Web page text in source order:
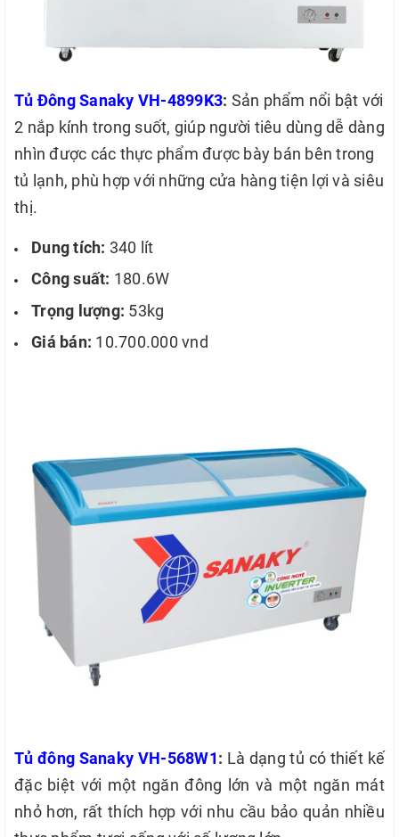
Tủ Đông Sanaky VH-4899K3: Sản phẩm nổi bật với
2 nắp kính trong suốt, giúp người tiêu dùng dễ dàng
nhìn được các thực phẩm được bày bán bên trong
tủ lạnh, phù hợp với những cửa hàng tiện lợi và siêu
thị.
Dung tích: 340 lít
Công suất: 180.6W
Trọng lượng: 53kg
Giá bán: 10.700.000 vnd
Tủ đông Sanaky VH-568W1: Là dạng tủ có thiết kế
đặc biệt với một ngăn đông lớn và một ngăn mát
nhỏ hơn, rất thích hợp với nhu cầu bảo quản nhiều